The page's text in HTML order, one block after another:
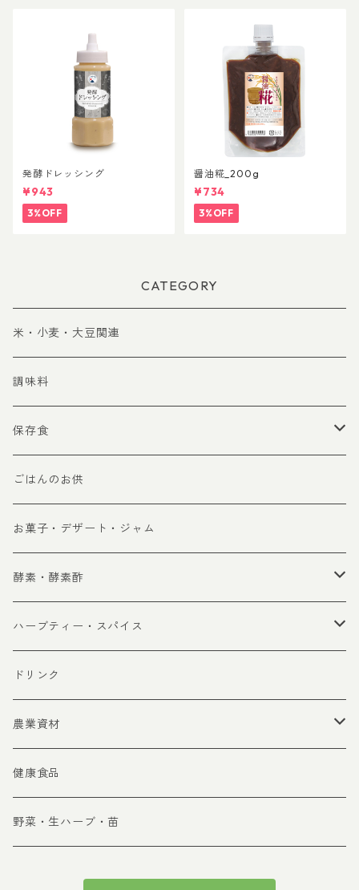
発酵ドレッシング
¥943
3%OFF
醤油糀_200g
¥734
3%OFF
CATEGORY
米・小麦・大豆関連
調味料
保存食
レトルト
干し野菜
ごはんのお供
お菓子・デザート・ジャム
酵素・酵素酢
生酵素
生酵素酢
ハーブティー・スパイス
ハーブティー
スパイス
ドリンク
農業資材
御古菌
堆肥
健康食品
野菜・生ハーブ・苗